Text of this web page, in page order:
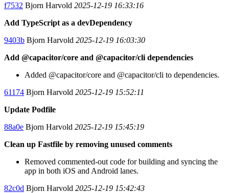
f7532 Bjorn Harvold 2025-12-19 16:33:16
Add TypeScript as a devDependency
9403b Bjorn Harvold 2025-12-19 16:03:30
Add @capacitor/core and @capacitor/cli dependencies
Added @capacitor/core and @capacitor/cli to dependencies.
61174 Bjorn Harvold 2025-12-19 15:52:11
Update Podfile
88a0e Bjorn Harvold 2025-12-19 15:45:19
Clean up Fastfile by removing unused comments
Removed commented-out code for building and syncing the
app in both iOS and Android lanes.
82c0d Bjorn Harvold 2025-12-19 15:42:43